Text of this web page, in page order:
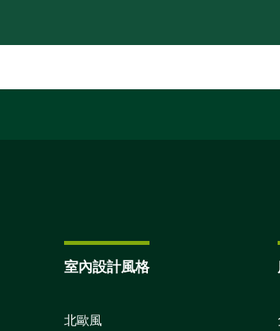
室內設計風格
北歐風